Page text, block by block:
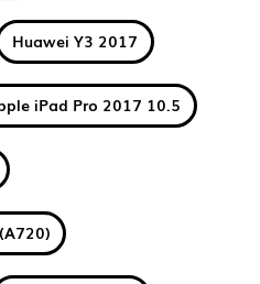
Huawei Y3 2017
iPad Pro 2017 10.5